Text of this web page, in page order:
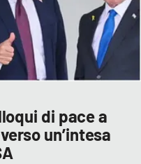
di pace a
un’intesa